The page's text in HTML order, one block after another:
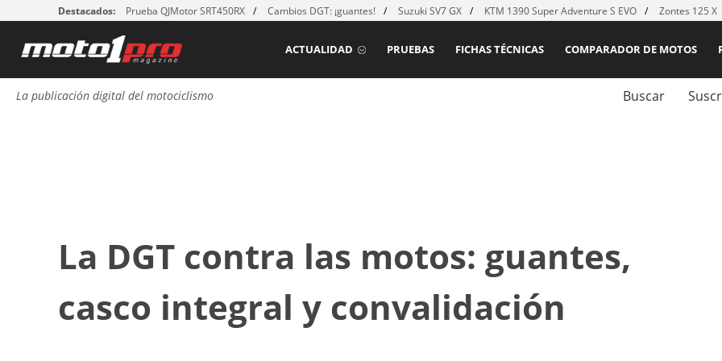
Destacados: Prueba QJMotor SRT450RX Cambios DGT: ¡guantes! Suzuki SV7 GX KTM 1390 Super Adventure S EVO Zontes 125 X
COMPARADOR DE MOTOS
FICHAS TÉCNICAS
PRUEBAS
ACTUALIDAD
La publicación digital del motociclismo Buscar
La DGT contra las motos: guantes,
casco integral y convalidación